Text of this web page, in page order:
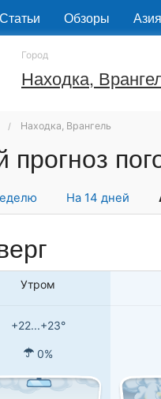
Статьи Обзоры Азия
Город
Находка,
Находка, Врангель
На 14 дней
Утром
+22...+23°
0%